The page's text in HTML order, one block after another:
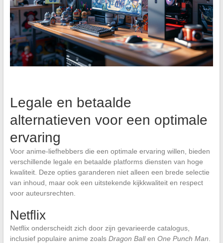
Legale en betaalde
alternatieven voor een optimale
ervaring
Voor anime-liefhebbers die een optimale ervaring willen, bieden
verschillende legale en betaalde platforms diensten van hoge
kwaliteit. Deze opties garanderen niet alleen een brede selectie
van inhoud, maar ook een uitstekende kijkkwaliteit en respect
voor auteursrechten.
Netflix
Netflix onderscheidt zich door zijn gevarieerde catalogus,
inclusief populaire anime zoals Dragon Ballen One Punch Man